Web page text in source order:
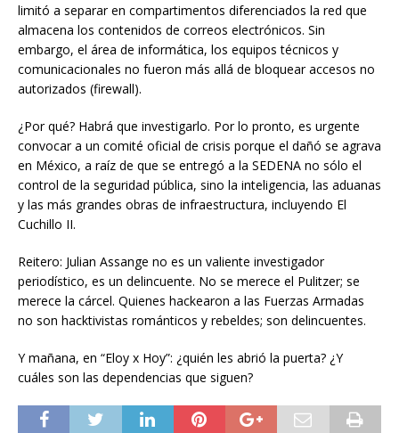
limitó a separar en compartimentos diferenciados la red que
almacena los contenidos de correos electrónicos. Sin
embargo, el área de informática, los equipos técnicos y
comunicacionales no fueron más allá de bloquear accesos no
autorizados (firewall).
¿Por qué? Habrá que investigarlo. Por lo pronto, es urgente
convocar a un comité oficial de crisis porque el dañó se agrava
en México, a raíz de que se entregó a la SEDENA no sólo el
control de la seguridad pública, sino la inteligencia, las aduanas
y las más grandes obras de infraestructura, incluyendo El
Cuchillo II.
Reitero: Julian Assange no es un valiente investigador
periodístico, es un delincuente. No se merece el Pulitzer; se
merece la cárcel. Quienes hackearon a las Fuerzas Armadas
no son hacktivistas románticos y rebeldes; son delincuentes.
Y mañana, en “Eloy x Hoy”: ¿quién les abrió la puerta? ¿Y
cuáles son las dependencias que siguen?